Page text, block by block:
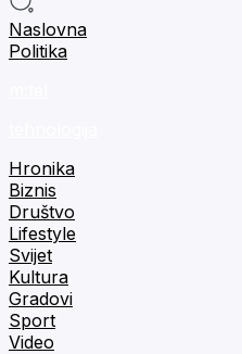
Naslovna
Politika
Hronika
Biznis
Društvo
Lifestyle
Svijet
Kultura
Gradovi
Sport
Video